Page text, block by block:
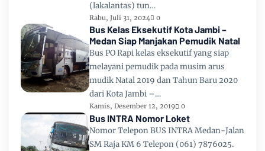
(lakalantas) tun…
Rabu, Juli 31, 2024 0
Bus Kelas Eksekutif Kota Jambi –
Medan Siap Manjakan Pemudik Natal
Bus PO Rapi kelas eksekutif yang siap
melayani pemudik pada musim arus
mudik Natal 2019 dan Tahun Baru 2020
dari Kota Jambi –…
Kamis, Desember 12, 2019 0
Bus INTRA Nomor Loket
Nomor Telepon BUS INTRA Medan-Jalan
SM Raja KM 6 Telepon (061) 7876025.